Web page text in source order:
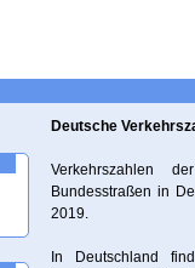
Deutsche
Verkehrszahlen
Bundesstraßen in
2019.
In Deutschland